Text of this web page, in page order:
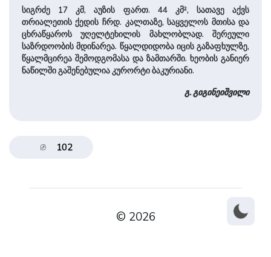
სიგრძე 17 კმ, აუზის ფართ. 44 კმ², სათავე აქვს
თრიალეთის ქედის ჩრდ. კალთაზე, საყველოს მთისა და
ცხრაწყაროს უღელტეხილის მახლობლად. შერეული
საზრდოობის მდინარეა. წყალდიდობა იცის გაზაფხულზე,
წყალმცირეა შემოდგომასა და ზამთარში. ხეობის განიერ
ნაწილში გაშენებულია კურორტი ბაკურიანი.
გ. გიგინეიშვილი
102
© 2026